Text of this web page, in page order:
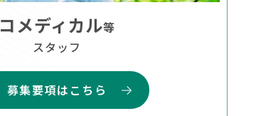
コメディカル等
スタッフ
募集要項はこちら